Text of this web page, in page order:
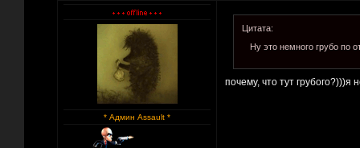
* Админ Assault *
Цитата:
Ну это немного грубо по
почему, что тут грубого?)))я